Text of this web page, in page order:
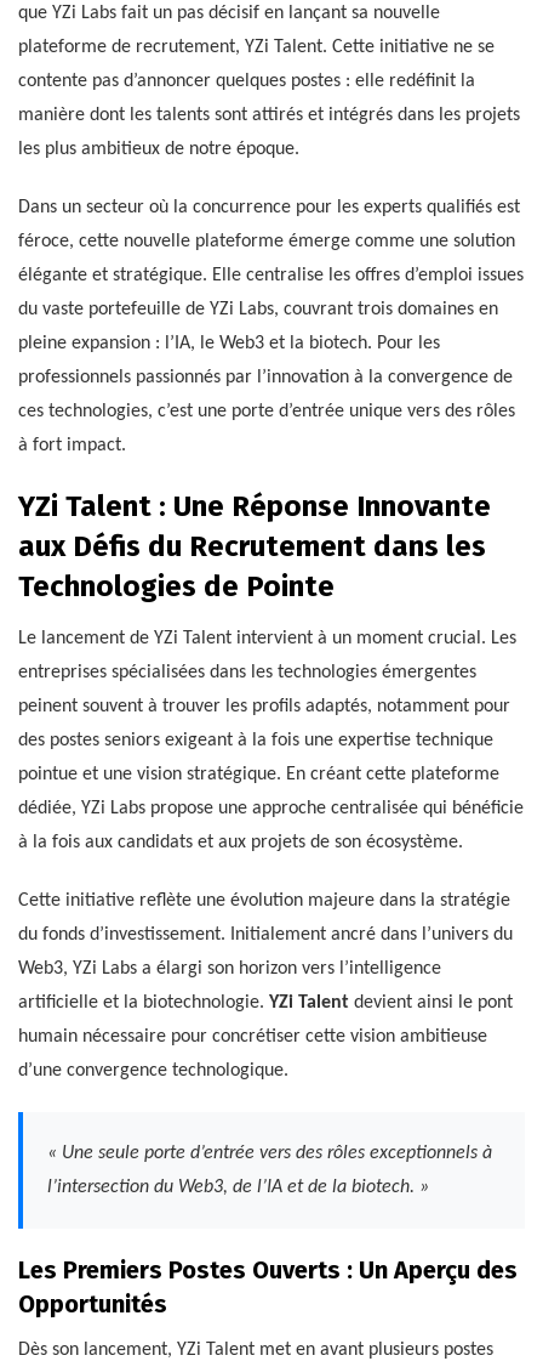
que YZi Labs fait un pas décisif en lançant sa nouvelle
plateforme de recrutement, YZi Talent. Cette initiative ne se
contente pas d’annoncer quelques postes : elle redéfinit la
manière dont les talents sont attirés et intégrés dans les projets
les plus ambitieux de notre époque.
Dans un secteur où la concurrence pour les experts qualifiés est
féroce, cette nouvelle plateforme émerge comme une solution
élégante et stratégique. Elle centralise les offres d’emploi issues
du vaste portefeuille de YZi Labs, couvrant trois domaines en
pleine expansion : l’IA, le Web3 et la biotech. Pour les
professionnels passionnés par l’innovation à la convergence de
ces technologies, c’est une porte d’entrée unique vers des rôles
à fort impact.
YZi Talent : Une Réponse Innovante
aux Défis du Recrutement dans les
Technologies de Pointe
Le lancement de YZi Talent intervient à un moment crucial. Les
entreprises spécialisées dans les technologies émergentes
peinent souvent à trouver les profils adaptés, notamment pour
des postes seniors exigeant à la fois une expertise technique
pointue et une vision stratégique. En créant cette plateforme
dédiée, YZi Labs propose une approche centralisée qui bénéficie
à la fois aux candidats et aux projets de son écosystème.
Cette initiative reflète une évolution majeure dans la stratégie
du fonds d’investissement. Initialement ancré dans l’univers du
Web3, YZi Labs a élargi son horizon vers l’intelligence
artificielle et la biotechnologie. YZi Talent devient ainsi le pont
humain nécessaire pour concrétiser cette vision ambitieuse
d’une convergence technologique.
« Une seule porte d’entrée vers des rôles exceptionnels à
l’intersection du Web3, de l’IA et de la biotech. »
Les Premiers Postes Ouverts : Un Aperçu des
Opportunités
Dès son lancement, YZi Talent met en avant plusieurs postes